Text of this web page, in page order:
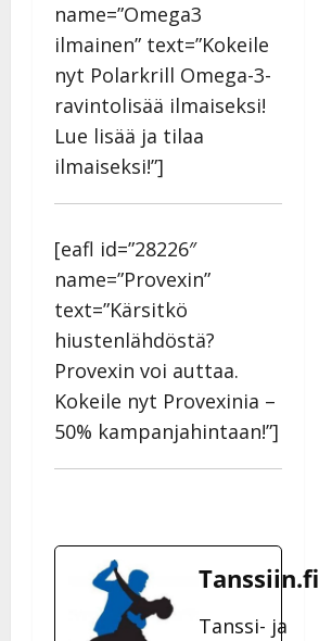
name=”Omega3
ilmainen” text=”Kokeile
nyt Polarkrill Omega-3-
ravintolisää ilmaiseksi!
Lue lisää ja tilaa
ilmaiseksi!”]
[eafl id=”28226″
name=”Provexin”
text=”Kärsitkö
hiustenlähdöstä?
Provexin voi auttaa.
Kokeile nyt Provexinia –
50% kampanjahintaan!”]
Tanssiin.fi
Tanssi- ja